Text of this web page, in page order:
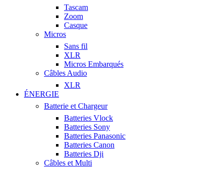
Tascam
Zoom
Casque
Micros
Sans fil
XLR
Micros Embarqués
Câbles Audio
XLR
ÉNERGIE
Batterie et Chargeur
Batteries Vlock
Batteries Sony
Batteries Panasonic
Batteries Canon
Batteries Dji
Câbles et Multi